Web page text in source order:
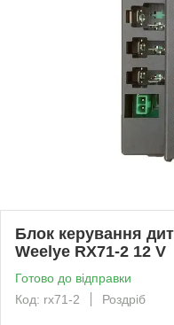
Блок керування
Weelye RX71-2 12 V
Готово до відправки
Код: rx71-2
Роздріб